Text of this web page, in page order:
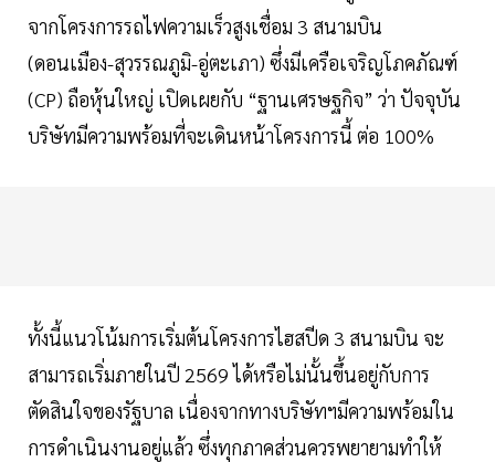
จากโครงการรถไฟความเร็วสูงเชื่อม 3 สนามบิน
(ดอนเมือง-สุวรรณภูมิ-อู่ตะเภา) ซึ่งมีเครือเจริญโภคภัณฑ์
(CP) ถือหุ้นใหญ่ เปิดเผยกับ “ฐานเศรษฐกิจ” ว่า ปัจจุบัน
บริษัทมีความพร้อมที่จะเดินหน้าโครงการนี้ ต่อ 100%
ทั้งนี้แนวโน้มการเริ่มต้นโครงการไฮสปีด 3 สนามบิน จะ
สามารถเริ่มภายในปี 2569 ได้หรือไม่นั้นขึ้นอยู่กับการ
ตัดสินใจของรัฐบาล เนื่องจากทางบริษัทฯมีความพร้อมใน
การดำเนินงานอยู่แล้ว ซึ่งทุกภาคส่วนควรพยายามทำให้